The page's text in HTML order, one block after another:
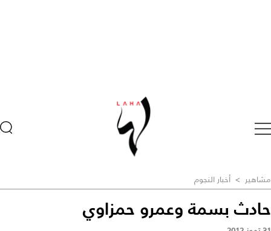
مشاهير > أخبار النجوم
حادث بسمة وعمرو حمزاوي